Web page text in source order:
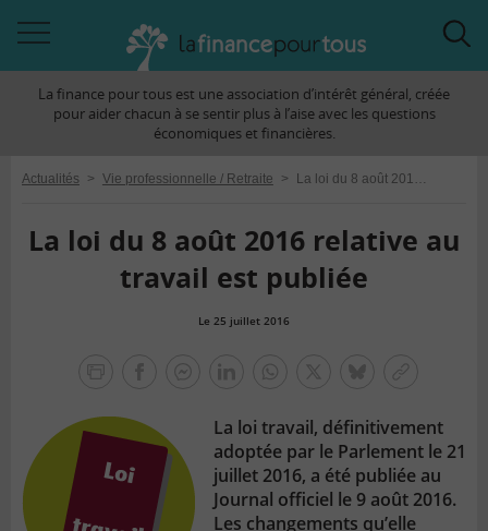
àLa finance pour tous est une association d’intérêt général, créée
pour aider chacun à se sentir plus à l’aise avec les questions
économiques et financières.
Actualités > Vie professionnelle / Retraite > La loi du 8 août 2016 relative au travail est publiée
La loi du 8 août 2016 relative au
travail est publiée
Le 25 juillet 2016
lien
La loi travail, définitivement
adoptée par le Parlement le 21
juillet 2016, a été publiée au
Journal officiel le 9 août 2016.
Les changements qu’elle